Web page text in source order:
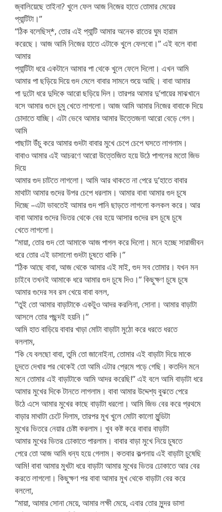
জ্বালিয়েছে তাইনা? খুলে ফেল আজ নিজের হাতে তোমার মেয়ের
প্যান্টিটা।”
“ঠিক বলেছিস্*, তোর এই প্যান্টি আমার অনেক রাতের ঘুম হারাম
করেছে। আজ আমি নিজের হাতে এটাকে খুলে ফেলবো।” এই বলে বাবা
আমার
প্যান্টিটা ধরে একটানে আমার পা থেকে খুলে ফেলে দিলো। এখন আমি
আমার পা ছড়িয়ে দিয়ে গুদ মেলে বাবার সামনে শুয়ে আছি। বাবা আমার
পা দুটো ধরে দুদিকে আরো ছড়িয়ে দিল। তারপর আমার দু’পায়ের মাঝখানে
বসে আমার গুদে চুমু খেতে লাগলো। আজ আমি আমার নিজের বাবাকে দিয়ে
চোদাতে যাচ্ছি। এটা ভেবে আমার আমার উত্তেজনা আরো বেড়ে গেল।
আমি
পাছাটা উঁচু করে আমার গুদটা বাবার মুখে চেপে চেপে ঘসতে লাগলাম।
বাবাও আমার এই আচরণে আরো উত্তেজিত হয়ে উঠে পাগলের মতো জিভ
দিয়ে
আমার গুদ চাটতে লাগলো। আমি আর থাকতে না পেরে দু’হাতে বাবার
মাথাটা আমার গুদের উপর চেপে ধরলাম। আমার বাবা আমার গুদ চুষে
দিচ্ছে –এটা ভাবতেই আমার গুদ পানি ছাড়তে লাগলো কলকল করে। আর
বাবা আমার গুদের ভিতর থেকে বের হয়ে আসার গুদের রস চুষে চুষে
খেতে লাগলো।
“মায়া, তোর গুদ তো আমাকে আজ পাগল করে দিলো। মনে হচ্ছে সারাজীবন
ধরে তোর এই ডাসালো গুদটা চুষতে থাকি।”
“ঠিক আছে বাবা, আজ থেকে আমার এই মাই, গুদ সব তোমার। যখন মন
চাইবে তখনই আমাকে ধরে আমার গুদ চুষে দিও।” কিছুক্ষণ চুষে চুষে
আমার গুদের সব রস খেয়ে বাবা বলল,
“তুই তো আমার বাড়াটাকে একটুও আদর করলিনা, সোনা। আমার বাড়াটা
আসলে তোর পছন্দই হয়নি।”
আমি হাত বাড়িয়ে বাবার খাড়া মোটা বাড়াটা মুঠো করে ধরতে ধরতে
বললাম,
“কি যে বলছো বাবা, তুমি তো জানোইনা, তোমার এই বাড়াটা দিয়ে মাকে
চুদতে দেখার পর থেকেই তো আমি এটার প্রেমে পড়ে গেছি। কতদিন মনে
মনে তোমার এই বাড়াটাকে আমি আদর করেছি!” এই বলে আমি বাড়াটা ধরে
আমার মুখের দিকে টানতে লাগলাম। বাবা আমার উদ্দেশ্য বুঝতে পেরে
উঠে এসে আমার মুখের কাছে বাড়াটা ধরলো। আমি জিভ বের করে প্রথমে
বাড়ার মাথাটা চেটে দিলাম, তারপর মুখ খুলে মোটা কালো মুন্ডিটা
মুখের ভিতরে নেয়ার চেষ্টা করলাম। খুব কষ্ট করে বাবার বাড়াটা
আমার মুখের ভিতর ঢোকাতে পারলাম। বাবার বাড়া মুখে নিয়ে চুষতে
পেরে তো আজ আমি ধন্য হয়ে গেলাম। কতবার কল্পনায় এই বাড়াটা চুষেছি
আমি! বাবা আমার মুখটা ধরে বাড়াটা আমার মুখের ভিতর ঢোকাতে আর বের
করতে লাগলো। কিছুক্ষণ পর বাবা আমার মুখ থেকে বাড়াটা বের করে
বললো,
“মায়া, আমার সোনা মেয়ে, আমার লক্ষী মেয়ে, এবার তোর সুন্দর ডাসা